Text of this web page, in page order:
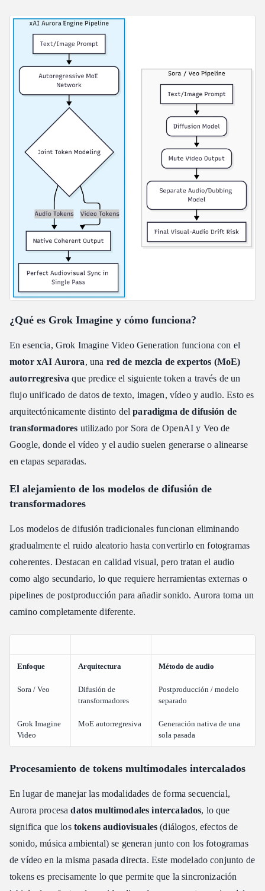
¿Qué es Grok Imagine y cómo funciona?
En esencia, Grok Imagine Video Generation funciona con el
motor xAI Aurora, una red de mezcla de expertos (MoE)
autorregresiva que predice el siguiente token a través de un
flujo unificado de datos de texto, imagen, vídeo y audio. Esto es
arquitectónicamente distinto delparadigma de difusión de
transformadores utilizado por Sora de OpenAI y Veo de
Google, donde el vídeo y el audio suelen generarse o alinearse
en etapas separadas.
El alejamiento de los modelos de difusión de
transformadores
Los modelos de difusión tradicionales funcionan eliminando
gradualmente el ruido aleatorio hasta convertirlo en fotogramas
coherentes. Destacan en calidad visual, pero tratan el audio
como algo secundario, lo que requiere herramientas externas o
pipelines de postproducción para añadir sonido. Aurora toma un
camino completamente diferente.
Enfoque Arquitectura Método de audio
Sora / Veo
Difusión de
transformadores
Postproducción / modelo
separado
Grok Imagine
Video
MoE autorregresiva
Generación nativa de una
sola pasada
Procesamiento de tokens multimodales intercalados
En lugar de manejar las modalidades de forma secuencial,
Aurora procesadatos multimodales intercalados, lo que
significa que los tokens audiovisuales (diálogos, efectos de
sonido, música ambiental) se generan junto con los fotogramas
de vídeo en la misma pasada directa. Este modelado conjunto de
tokens es precisamente lo que permite que la sincronización